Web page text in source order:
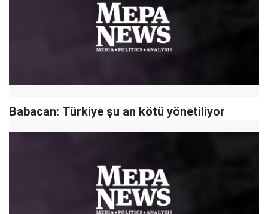
Babacan: Türkiye şu an kötü yönetiliyor